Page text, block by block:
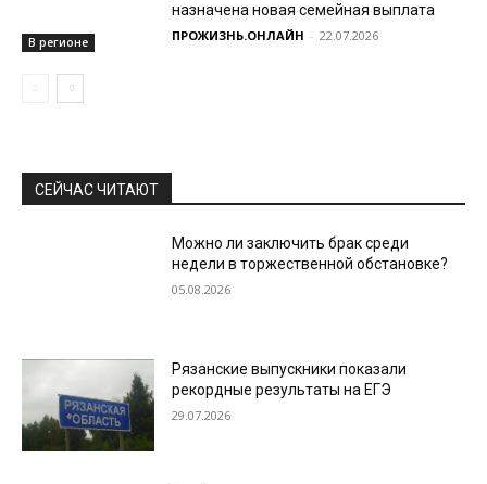
В регионе
назначена новая семейная выплата
ПРОЖИЗНЬ.ОНЛАЙН - 22.07.2026
СЕЙЧАС ЧИТАЮТ
Можно ли заключить брак среди
недели в торжественной обстановке?
05.08.2026
Рязанские выпускники показали
рекордные результаты на ЕГЭ
29.07.2026